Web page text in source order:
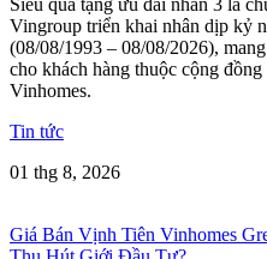
Vingroup triển khai nhân dịp kỷ
(08/08/1993 – 08/08/2026),
cho khách hàng thuộc cộng
Vinhomes.
Tin tức
01 thg 8, 2026
Giá Bán Vịnh Tiên Vinhomes